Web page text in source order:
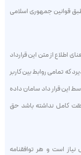
قوانین جمهوری اسلامی
اطلاع از متن این قرارداد
تمامی روابط بین کاربر
این قرار داد سامان داده
کامل نداشته باشد حق
نیاز است و هر توافقنامه